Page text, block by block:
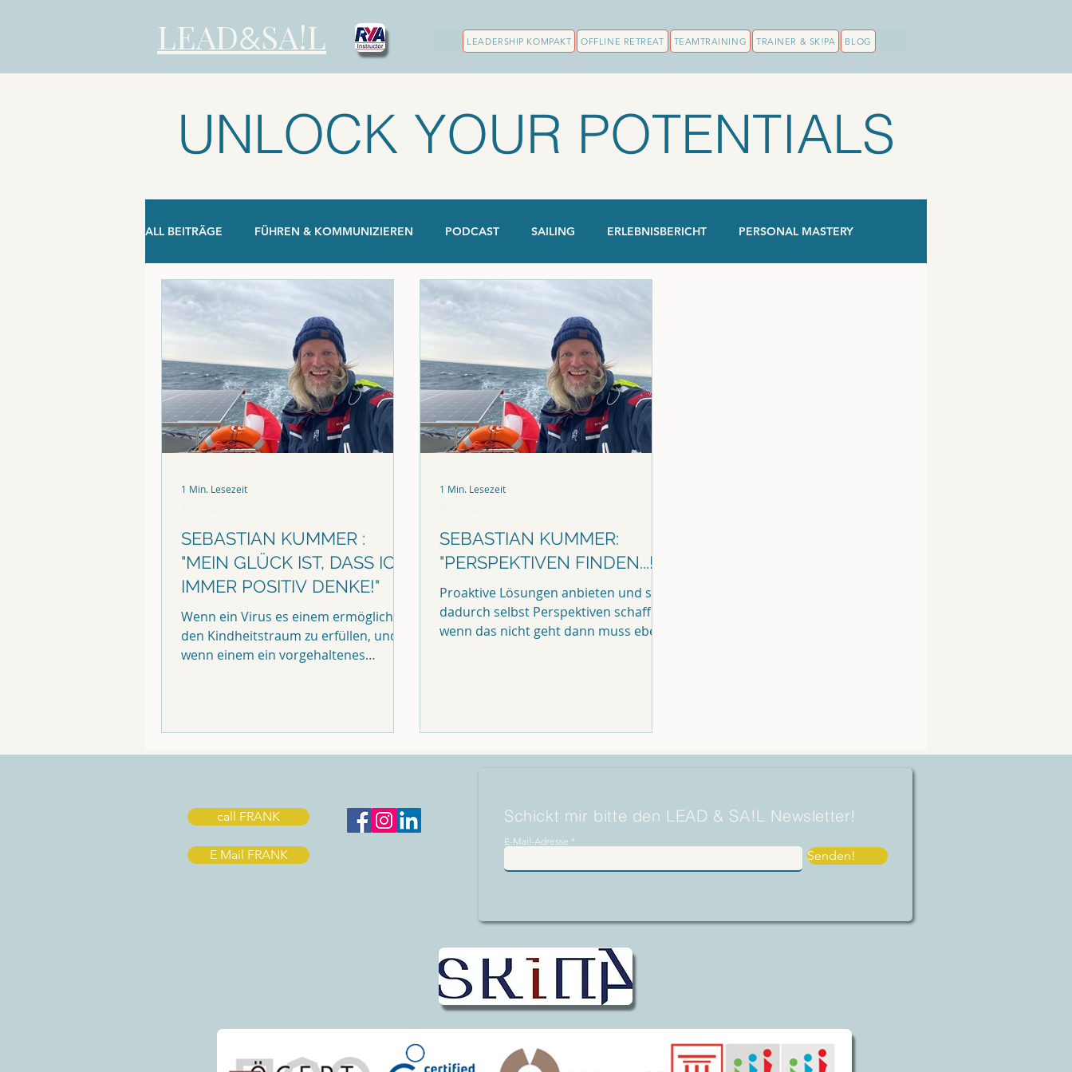
LEADERSHIP KOMPAKT OFFLINE RETREAT TEAMTRAINING TRAINER & SK!PA BLOG
LEAD&SA!L
UNLOCK YOUR POTENTIALS
ALL BEITRÄGE FÜHREN & KOMMUNIZIEREN PODCAST SAILING ERLEBNISBERICHT PERSONAL MASTERY
SEBASTIAN KUMMER :
"MEIN GLÜCK IST, DASS ICH
IMMER POSITIV DENKE!"
Wenn ein Virus es einem ermöglicht
den Kindheitstraum zu erfüllen, und
wenn einem ein vorgehaltenes
1 Min. Lesezeit
SEBASTIAN KUMMER:
"PERSPEKTIVEN FINDEN...!"
Proaktive Lösungen anbieten und sich
dadurch selbst Perspektiven schaffen,
wenn das nicht geht dann muss eben
1 Min. Lesezeit
call FRANK
E Mail FRANK
Schickt mir bitte den LEAD & SA!L Newsletter!
E-Mail-Adresse
Senden!